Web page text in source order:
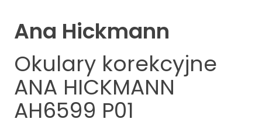
Ana Hickmann
Okulary korekcyjne
ANA HICKMANN
AH6599 P01